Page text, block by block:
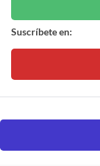
Suscríbete en: